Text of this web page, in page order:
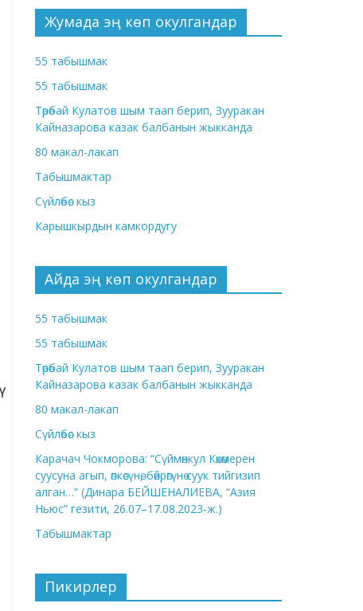
Жумада эң көп окулгандар
55 табышмак
55 табышмак
Төрөбай Кулатов шым таап берип, Зууракан
Кайназарова казак балбанын жыкканда
80 макал-лакап
Табышмактар
Сүйлөбөс кыз
Карышкырдын камкордугу
Айда эң көп окулгандар
55 табышмак
55 табышмак
Төрөбай Кулатов шым таап берип, Зууракан
Кайназарова казак балбанын жыкканда
80 макал-лакап
Сүйлөбөс кыз
Карачач Чокморова: “Сүймөнкул Көкөмерен
суусуна агып, өпкөсүнө, бөйрөгүнө суук тийгизип
алган…” (Динара БЕЙШЕНАЛИЕВА, “Азия
Ньюс” гезити, 26.07–17.08.2023-ж.)
Табышмактар
Пикирлер